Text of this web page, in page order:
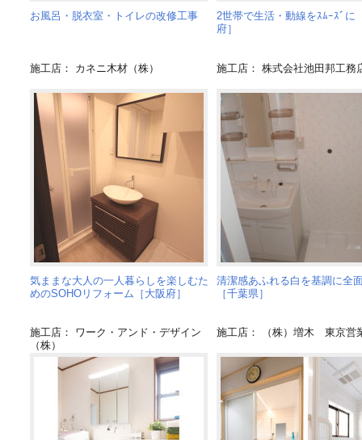
お風呂・脱衣室・トイレの改修工事
施工店： カネニ木材（株）
2世帯で生活・動線をｽﾑｰｽﾞに
府］
施工店： 株式会社池田邦工務
気ままな大人の一人暮らしを楽しむた
めのSOHOリフォーム［大阪府］
施工店： ワーク・アンド・デザイン
（株）
清潔感あふれる白を基調に全
［千葉県］
施工店： （株）増木 東京営